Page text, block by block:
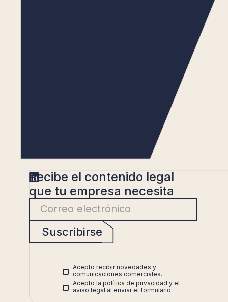
Recibe el contenido legal
que tu empresa necesita
Suscribirse
Acepto recibir novedades y
comunicaciones comerciales.
Acepto lapolítica de privacidad y el
aviso legal al enviar el formulario.